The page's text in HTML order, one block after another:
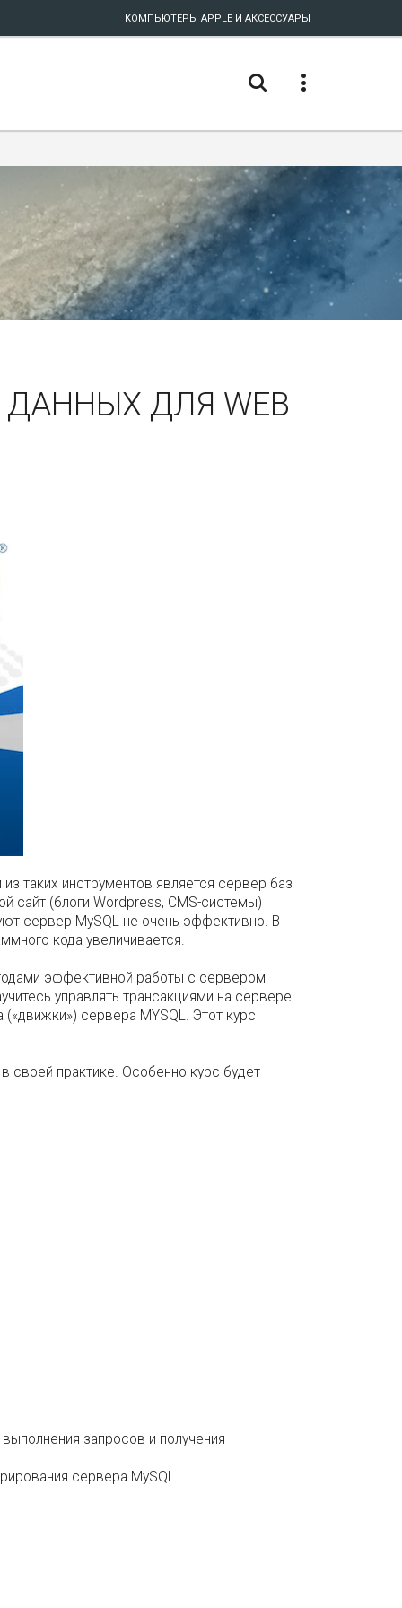
КОМПЬЮТЕРЫ APPLE И АКСЕССУАРЫ
ДЛЯ WEB
таких инструментов является сервер баз
сайт (блоги Wordpress, CMS-системы)
сервер MySQL не очень эффективно. В
кода увеличивается.
эффективной работы с сервером
управлять трансакциями на сервере
сервера MYSQL. Этот курс
своей практике. Особенно курс будет
запросов и получения
сервера MySQL